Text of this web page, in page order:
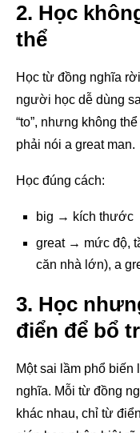
2. Học
thể
Học từ đồng nghĩa
người học dễ dùng
“to”, nhưng không
phải nói a great man.
Học đúng cách:
big → kích thước
great → mức độ,
căn nhà lớn), a
3. Học
điển để bổ
Một sai lầm phổ biến
nghĩa. Mỗi từ đồng
khác nhau, chỉ từ